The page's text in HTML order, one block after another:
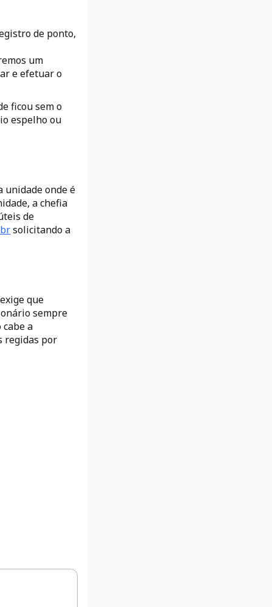
de ponto,
um
e efetuar o
ficou sem o
espelho ou
unidade onde é
a chefia
de
solicitando a
que
sempre
a
regidas por